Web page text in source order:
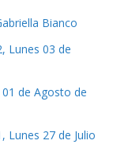
Bianco
Lunes 03 de
01 de Agosto de
Lunes 27 de Julio